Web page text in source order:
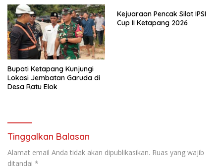
Bupati Ketapang Kunjungi
Lokasi Jembatan Garuda di
Desa Ratu Elok
Kejuaraan Pencak Silat IPSI
Cup II Ketapang 2026
Tinggalkan Balasan
Alamat email Anda tidak akan dipublikasikan. Ruas yang wajib
ditandai *